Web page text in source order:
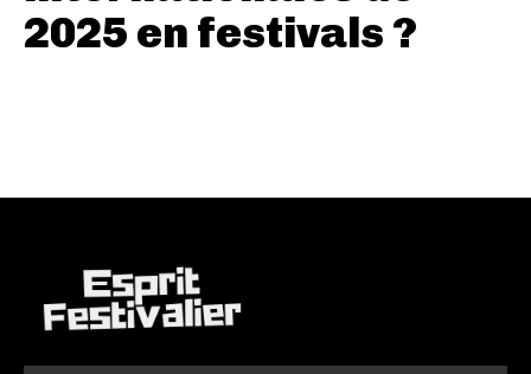
2025 en festivals ?